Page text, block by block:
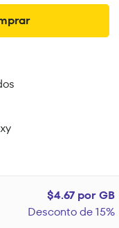
$4.67 por GB
Desconto de 15%